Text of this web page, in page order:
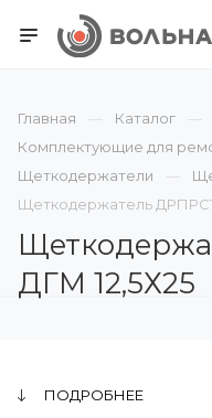
Главная
Каталог
Комплектующие для
Щеткодержатели
Щеткодержатель ДРПРС1
ДГМ 12,5Х25
ПОДРОБНЕЕ